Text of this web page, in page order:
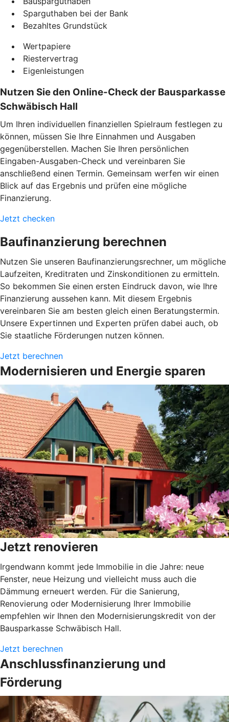
Sparguthaben bei der Bank
Bezahltes Grundstück
Wertpapiere
Riestervertrag
Eigenleistungen
Nutzen Sie den Online-Check der Bausparkasse
Schwäbisch Hall
Um Ihren individuellen finanziellen Spielraum festlegen zu
können, müssen Sie Ihre Einnahmen und Ausgaben
gegenüberstellen. Machen Sie Ihren persönlichen
Eingaben-Ausgaben-Check und vereinbaren Sie
anschließend einen Termin. Gemeinsam werfen wir einen
Blick auf das Ergebnis und prüfen eine mögliche
Finanzierung.
Jetzt checken
Baufinanzierung berechnen
Nutzen Sie unseren Baufinanzierungsrechner, um mögliche
Laufzeiten, Kreditraten und Zinskonditionen zu ermitteln.
So bekommen Sie einen ersten Eindruck davon, wie Ihre
Finanzierung aussehen kann. Mit diesem Ergebnis
vereinbaren Sie am besten gleich einen Beratungstermin.
Unsere Expertinnen und Experten prüfen dabei auch, ob
Sie staatliche Förderungen nutzen können.
Jetzt berechnen
Modernisieren und Energie sparen
Jetzt renovieren
Irgendwann kommt jede Immobilie in die Jahre: neue
Fenster, neue Heizung und vielleicht muss auch die
Dämmung erneuert werden. Für die Sanierung,
Renovierung oder Modernisierung Ihrer Immobilie
empfehlen wir Ihnen den Modernisierungskredit von der
Bausparkasse Schwäbisch Hall.
Jetzt berechnen
Anschlussfinanzierung und
Förderung